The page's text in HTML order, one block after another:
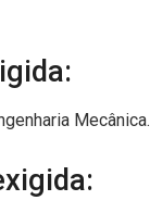
Mecânica.